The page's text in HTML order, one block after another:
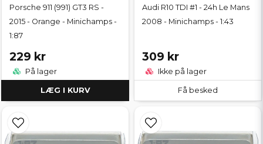
Porsche 911 (991) GT3 RS -
2015 - Orange - Minichamps -
1:87
229 kr
På lager
LÆG I KURV
Audi R10 TDI #1 - 24h Le Mans
2008 - Minichamps - 1:43
309 kr
Ikke på lager
Få besked